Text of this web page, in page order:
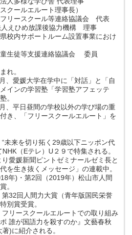
スクールエルート理事長）
フリースクール等連絡協議会 代表
人えひめ放課後協力機構 理事
県校内サポートルーム設置事業におけ
生徒等支援連絡協議会 委員
れ。
、愛媛大学在学中に「対話」と「自
インの学習塾「学習塾アフェッテ
。
、平日昼間の学校以外の学び場の重
き、「フリースクールエルート」を
未来を切り拓く29歳以下ニッポン代
NHK（Eテレ）U２９で特集される。
愛媛新聞ピントゼミナールゼミ長と
を生き抜くメッセージ」の連載中。
年)・第2回（2019年）松山市人間
。
第32回人間力大賞（青年版国民栄誉
別賞受賞。
フリースクールエルートでの取り組み
誰が国語力を殺すのか』文藝春秋
)に紹介される。